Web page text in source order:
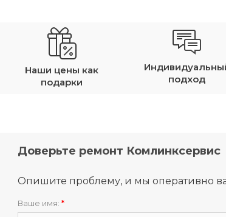
Наши цены как
подарки
подход
Доверьте ремонт Комлинксервис
Опишите проблему, и мы оперативно
Ваше имя: *